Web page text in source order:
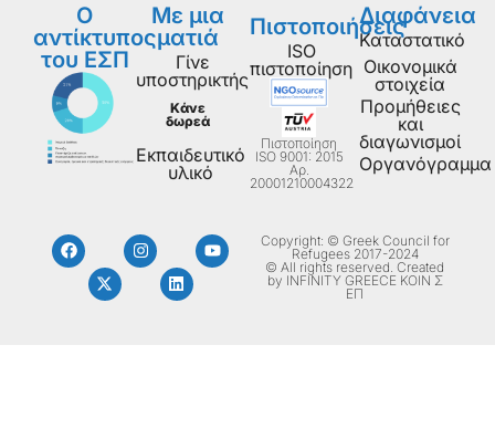
Ο
αντίκτυπος
του ΕΣΠ
Με μια
ματιά
Γίνε
υποστηρικτής
Κάνε
δωρεά
Εκπαιδευτικό
υλικό
Πιστοποιήσεις
ISO
πιστοποίηση
Πιστοποίηση
ISO 9001: 2015
Aρ.
20001210004322
Διαφάνεια
Καταστατικό
Οικονομικά
στοιχεία
Προμήθειες
και
διαγωνισμοί
Οργανόγραμμα
Copyright: © Greek Council for
Refugees 2017-2024
© All rights reserved. Created
by INFINITY GREECE ΚΟΙΝ Σ
ΕΠ